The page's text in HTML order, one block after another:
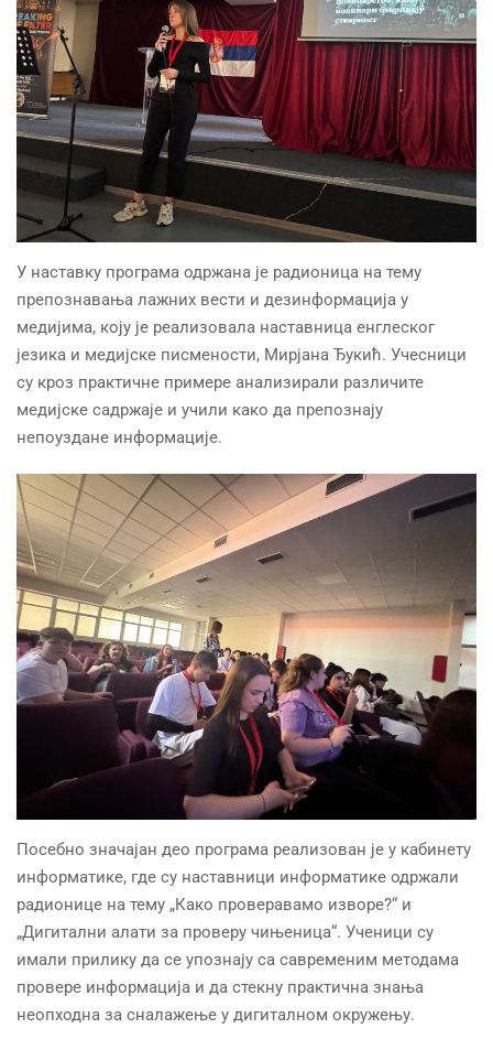
У наставку програма одржана је радионица на тему
препознавања лажних вести и дезинформација у
медијима, коју је реализовала наставница енглеског
језика и медијске писмености, Мирјана Ђукић. Учесници
су кроз практичне примере анализирали различите
медијске садржаје и учили како да препознају
непоуздане информације.
Посебно значајан део програма реализован је у кабинету
информатике, где су наставници информатике одржали
радионице на тему „Како проверавамо изворе?“ и
„Дигитални алати за проверу чињеница“. Ученици су
имали прилику да се упознају са савременим методама
провере информација и да стекну практична знања
неопходна за сналажење у дигиталном окружењу.